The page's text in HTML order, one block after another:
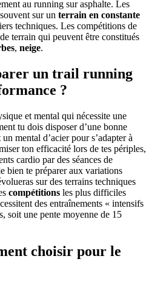
au running sur asphalte. Les
sur un terrain en constante
techniques. Les compétitions de
terrain qui peuvent être constitués
, neige.
un trail running
?
et mental qui nécessite une
tu dois disposer d’une bonne
mental d’acier pour s’adapter à
ton efficacité lors de tes périples,
cardio par des séances de
bien te préparer aux variations
sur des terrains techniques
compétitions les plus difficiles
des entraînements « intensifs
soit une pente moyenne de 15
choisir pour le